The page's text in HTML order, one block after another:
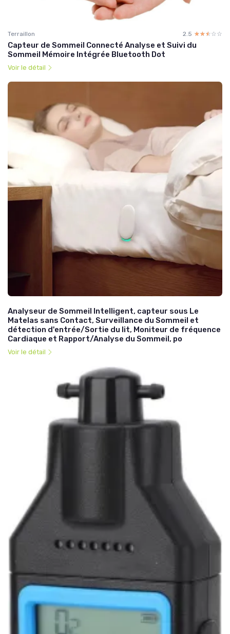
Terraillon 2.5 ☆☆☆☆☆
★★★★★
Capteur de Sommeil Connecté Analyse et Suivi du
Sommeil Mémoire Intégrée Bluetooth Dot
Voir le détail
Analyseur de Sommeil Intelligent, capteur sous Le
Matelas sans Contact, Surveillance du Sommeil et
détection d'entrée/Sortie du lit, Moniteur de fréquence
Cardiaque et Rapport/Analyse du Sommeil, po
Voir le détail